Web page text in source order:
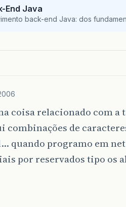
End Java
back-end Java: dos
coisa relacionado com a
combinações de
quando programo em
por reservados tipo os